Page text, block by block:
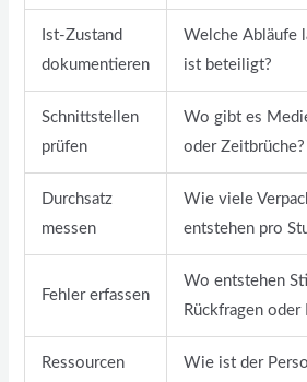
Ist-Zustand
dokumentieren
Welche Abläufe
ist beteiligt?
Schnittstellen
prüfen
Wo gibt es
oder Zeitbrüche?
Durchsatz
messen
Wie viele
entstehen pro
Fehler erfassen
Wo entstehen
Rückfragen oder
Ressourcen
Wie ist der